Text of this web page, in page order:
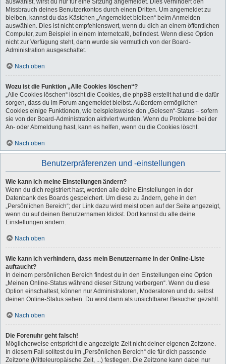
auswählst, wirst du nur für eine Sitzung angemeldet. Dies verhindert den
Missbrauch deines Benutzerkontos durch einen Dritten. Um angemeldet zu
bleiben, kannst du das Kästchen „Angemeldet bleiben“ beim Anmelden
auswählen. Dies ist nicht empfehlenswert, wenn du dich an einem öffentlichen
Computer, zum Beispiel in einem Internetcafé, befindest. Wenn diese Option
nicht zur Verfügung steht, dann wurde sie vermutlich von der Board-
Administration ausgeschaltet.
Nach oben
Wozu ist die Funktion „Alle Cookies löschen“?
„Alle Cookies löschen“ löscht die Cookies, die phpBB erstellt hat und die dafür
sorgen, dass du im Forum angemeldet bleibst. Außerdem ermöglichen
Cookies einige Funktionen, wie beispielsweise den „Gelesen“-Status – sofern
sie von der Board-Administration aktiviert wurden. Wenn du Probleme bei der
An- oder Abmeldung hast, kann es helfen, wenn du die Cookies löscht.
Nach oben
Benutzerpräferenzen und -einstellungen
Wie kann ich meine Einstellungen ändern?
Wenn du dich registriert hast, werden alle deine Einstellungen in der
Datenbank des Boards gespeichert. Um diese zu ändern, gehe in den
„Persönlichen Bereich“; der Link dazu wird meist oben auf der Seite angezeigt,
wenn du auf deinen Benutzernamen klickst. Dort kannst du alle deine
Einstellungen ändern.
Nach oben
Wie kann ich verhindern, dass mein Benutzername in der Online-Liste
auftaucht?
In deinem persönlichen Bereich findest du in den Einstellungen eine Option
„Meinen Online-Status während dieser Sitzung verbergen“. Wenn du diese
Option einschaltest, können nur Administratoren, Moderatoren und du selbst
deinen Online-Status sehen. Du wirst dann als unsichtbarer Besucher gezählt.
Nach oben
Die Forenuhr geht falsch!
Möglicherweise entspricht die angezeigte Zeit nicht deiner eigenen Zeitzone.
In diesem Fall solltest du im „Persönlichen Bereich“ die für dich passende
Zeitzone (Mitteleuropäische Zeit, ...) festlegen. Die Zeitzone kann dabei nur